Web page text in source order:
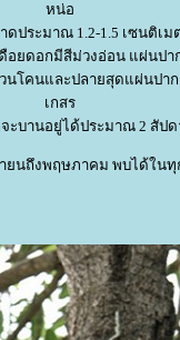
หน่อ
ประมาณ 1.2-1.5 เซนติเ
อยดอกมีสีม่วงอ่อน แผ่น
โคนและปลายสุดแผ่นปาก
เกสร
ะบานอยู่ได้ประมาณ 2 สัปด
ยนถึงพฤษภาคม พบได้ใน